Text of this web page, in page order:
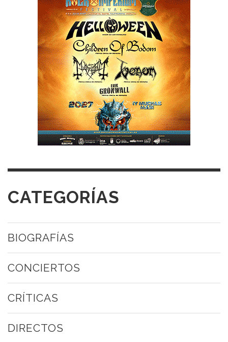
CATEGORÍAS
BIOGRAFÍAS
CONCIERTOS
CRÍTICAS
DIRECTOS